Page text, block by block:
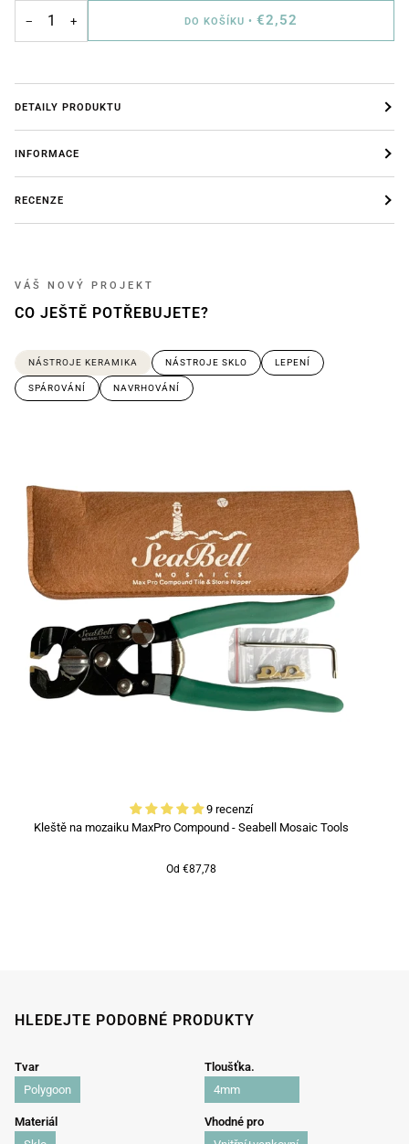
− + DO KOŠÍKU• €2,52
DETAILY PRODUKTU
INFORMACE
RECENZE
VÁŠ NOVÝ PROJEKT
CO JEŠTĚ POTŘEBUJETE?
NÁSTROJE KERAMIKA NÁSTROJE SKLO LEPENÍ
SPÁROVÁNÍ NAVRHOVÁNÍ
9 recenzí
Kleště na mozaiku MaxPro Compound - Seabell Mosaic Tools
Od €87,78
HLEDEJTE PODOBNÉ PRODUKTY
Tvar
Polygoon
Tloušťka.
4mm
Materiál
Vhodné pro